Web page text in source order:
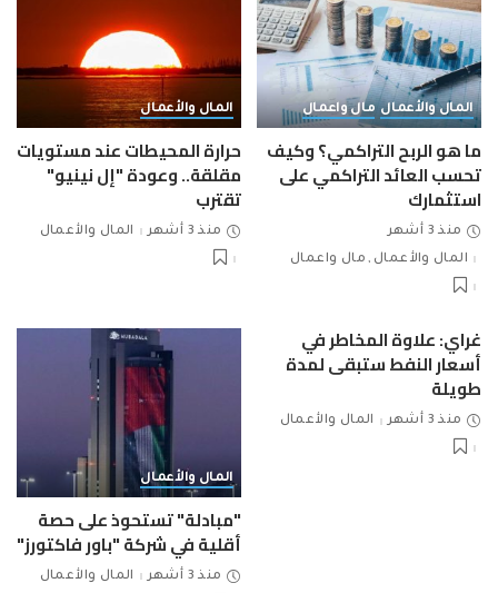
المال والأعمال مال واعمال
ما هو الربح التراكمي؟ وكيف
تحسب العائد التراكمي على
استثمارك
منذ 3 أشهر
المال والأعمال
مال واعمال
المال والأعمال
حرارة المحيطات عند مستويات
مقلقة.. وعودة "إل نينيو"
تقترب
منذ 3 أشهر المال والأعمال
غراي: علاوة المخاطر في
أسعار النفط ستبقى لمدة
طويلة
منذ 3 أشهر المال والأعمال
المال والأعمال
"مبادلة" تستحوذ على حصة
أقلية في شركة "باور فاكتورز"
منذ 3 أشهر المال والأعمال